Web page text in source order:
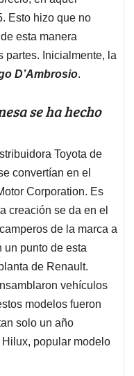
Esto hizo que no
esta manera
partes. Inicialmente, la
D’Ambrosio.
se ha hecho
Toyota de
convertían en el
Corporation. Es
creación se da en el
de la marca a
un punto de esta
de Renault.
vehículos
modelos fueron
solo un año
popular modelo